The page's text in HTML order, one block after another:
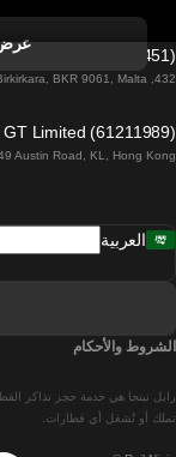
عرض
GT Limited (OC 1451)
432, Triq Fleur de Lys, Suite 1, Birkirkara, BKR 9061, Malta
Limited (61211989)
Austin Road, KL, Hong Kong
رايل نينجا هي خدمة حجز تذاكر
تملك أو تُشغل أي قطارات.
العربية
الشروط والأحكام